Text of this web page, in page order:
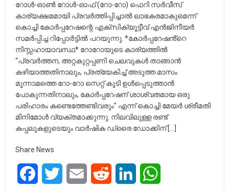
റോൾ-ഓൺ റോൾ-ഓഫ് (റോ-റോ) ഫെറി സർവീസ്
കാര്യക്ഷമമായി പ്രവർത്തിപ്പിച്ചാൽ ലാഭകരമാകുമെന്ന്
കൊച്ചി കോർപ്പറേഷന്റെ എക്സിക്യൂട്ടീവ് എൻജിനീയർ
സമർപ്പിച്ച റിപ്പോർട്ടിൽ പറയുന്നു. *കോർപ്പറേഷൻ്റെ
നിസ്സഹായാവസ്ഥ* റോറോയുടെ കാര്യത്തിൽ
“പ്രവർത്തന, അറ്റകുറ്റപ്പണി ചെലവുകൾ താങ്ങാൻ
കഴിയാത്തതിനാലും, പ്രത്യേകിച്ച് അടുത്ത മാസം
മൂന്നാമത്തെ റോ-റോ സെറ്റ് കൂടി ഉൾപ്പെടുത്താൻ
പോകുന്നതിനാലും, കോർപ്പറേഷന് ശാശ്വതമായ ഒരു
പരിഹാരം കണ്ടെത്തേണ്ടിവരും” എന്ന് കൊച്ചി മേയർ ശ്രീമതി
മിനിമോൾ വ്യക്തമാക്കുന്നു. നിലവിലുള്ള രണ്ട്
കപ്പലുകളുടെയും വാർഷിക ഡ്രൈ ഡോക്കിന് […]
Share News
FacebookTwitter Email Reddit LinkedIn